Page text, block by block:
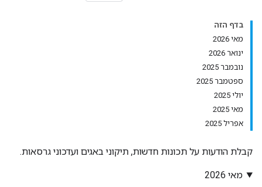
בדף הזה
מאי 2026
ינואר 2026
נובמבר 2025
ספטמבר 2025
יולי 2025
מאי 2025
אפריל 2025
קבלת הודעות על תכונות חדשות, תיקוני באגים ועדכוני גרסאות.
מאי 2026